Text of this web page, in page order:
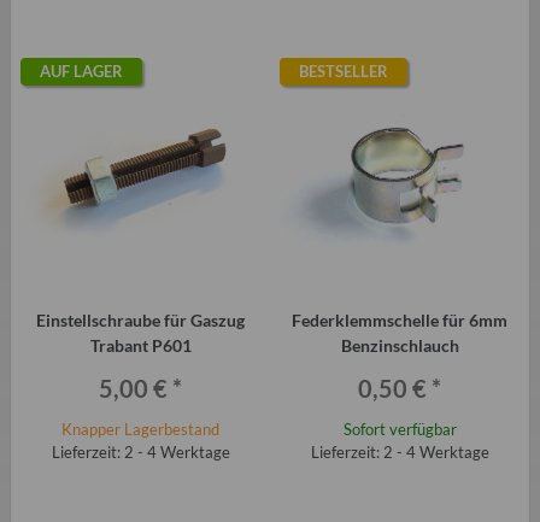
AUF LAGER
Einstellschraube für Gaszug
Trabant P601
5,00 € *
Knapper Lagerbestand
Lieferzeit: 2 - 4 Werktage
BESTSELLER
Federklemmschelle für 6mm
Benzinschlauch
0,50 € *
Sofort verfügbar
Lieferzeit: 2 - 4 Werktage